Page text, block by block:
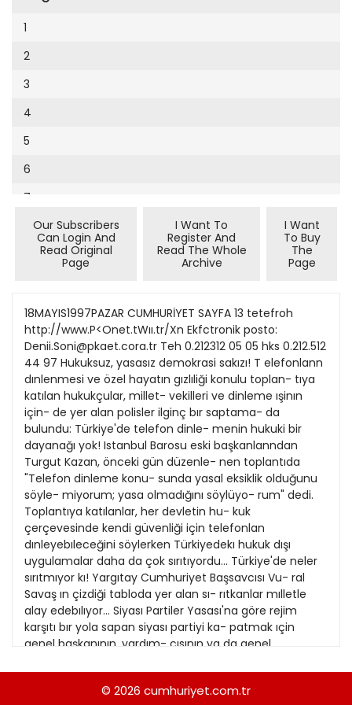
Cumhuriyet Sağlıklı Beslenme
Cumhuriyet Sokak
Cumhuriyet Spor
Cumhuriyet Strateji
Cumhuriyet Tarım
Cumhuriyet Yılbaşı
Çerçeve Eki
Dergi Eki
Ekonomi Eki
Evleniyoruz
Güney Dogu
Kitap Eki
Özel Ekler
Özel Okullar
Sevgililer Günü
Siyaset Eki
Sürdürülebilir yaşam
Turizm Eki
Yerel Yönetimler
1994
1991
1990
1989
1988
1987
1986
1985
1984
1983
1982
1981
1980
9
10
11
12
13
14
15
16
19
20
21
22
23
24
25
26
27
28
29
30
31
1
2
3
4
5
6
7
11
12
13
14
15
16
17
18
19
20
Our Subscribers
Can Login And
Read Original
Page
I Want To
Register And
Read The Whole
Archive
I Want
To Buy
The
Page
18MAYIS1997PAZAR CUMHURİYET SAYFA 13 tetefroh
http://www.P<Onet.tWıı.tr/Xn Ekfctronik posto:
Denii.Soni@pkaet.cora.tr Teh 0.212312 05 05 hks 0.212.512
44 97 Hukuksuz, yasasız demokrasi sakızı! T elefonlann
dınlenmesi ve özel hayatın gızlıliği konulu toplan- tıya
katılan hukukçular, millet- vekilleri ve dinleme ışinın
için- de yer alan polisler ilginç bır saptama- da
bulundu: Türkiye'de telefon dinle- menin hukuki bir
dayanağı yok! Istanbul Barosu eski başkanlanndan
Turgut Kazan, önceki gün düzenle- nen toplantıda
"Telefon dinleme konu- sunda yasal eksiklik olduğunu
söyle- miyorum; yasa olmadığını söylüyo- rum" dedi.
Toplantıya katılanlar, her devletin hu- kuk
çerçevesinde kendi güvenliği için telefonlan
dınleyebıleceğini söylerken Türkiyedekı hukuk dışı
uygulamalar daha da çok sırıtıyordu... Türkiye'de neler
sırıtmıyor kı! Yargıtay Cumhuriyet Başsavcısı Vu- ral
Savaş ın çizdiği tabloda yer alan sı- rıtkanlar mılletle
alay edebılıyor... Siyası Partiler Yasası'na göre rejim
karşıtı bır yola sapan siyası partiyi ka- patmak ıçin
genel başkanının, yardım- cısının ya da genel
ki- şı dışında kalan partı üyelerı ya da mil- letvekilleri
sabahtan akşama kadar re- jım karşıtı çalışma yapsa
© 2026 cumhuriyet.com.tr